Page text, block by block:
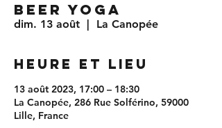
BEER YOGA
dim. 13 août
  |
La Canopée
Heure et lieu
13 août 2023, 17:00 – 18:30
La Canopée, 286 Rue Solférino, 59000
Lille, France